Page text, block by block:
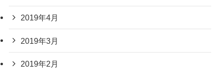
2019年4月
2019年3月
2019年2月